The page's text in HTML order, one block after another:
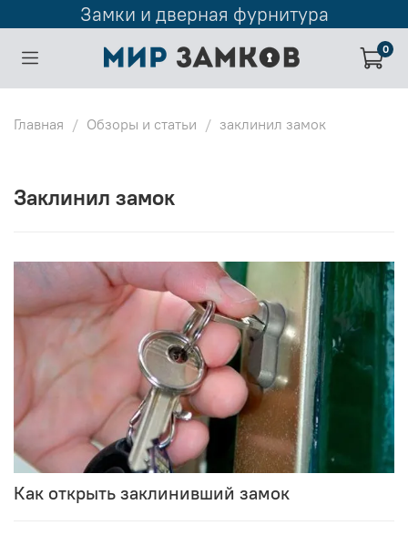
Замки и дверная фурнитура
0
Главная Обзоры и статьи заклинил замок
заклинил замок
Как открыть заклинивший замок